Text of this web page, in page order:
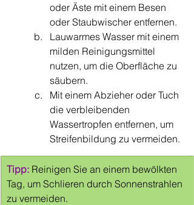
oder Äste mit einem Besen
oder Staubwischer entfernen.
Lauwarmes Wasser mit einem
milden Reinigungsmittel
nutzen, um die Oberfläche zu
säubern.
Mit einem Abzieher oder Tuch
die verbleibenden
Wassertropfen entfernen, um
Streifenbildung zu vermeiden.
Tipp: Reinigen Sie an einem bewölkten
Tag, um Schlieren durch Sonnenstrahlen
zu vermeiden.